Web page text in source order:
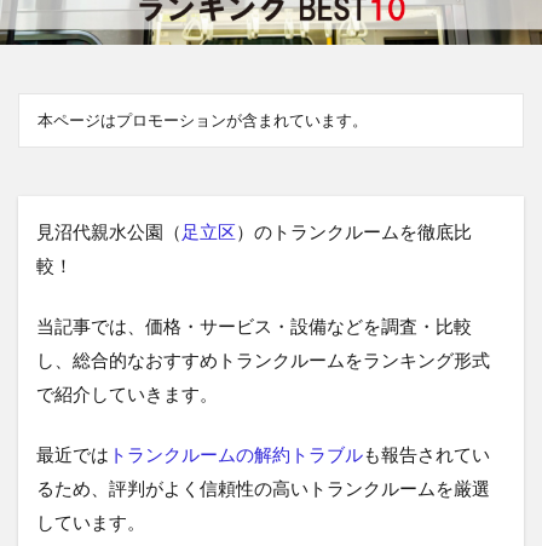
本ページはプロモーションが含まれています。
見沼代親水公園（ 足立区）のトランクルームを徹底比
較！
当記事では、価格・サービス・設備などを調査・比較
し、総合的なおすすめトランクルームをランキング形式
で紹介していきます。
最近では トランクルームの解約トラブルも報告されてい
るため、評判がよく信頼性の高いトランクルームを厳選
しています。